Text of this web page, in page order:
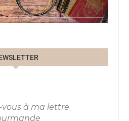
vous à ma lettre